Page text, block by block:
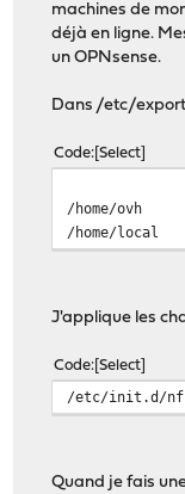
machines de
déjà en ligne.
un OPNsense.
Dans /etc/
Code Select
/home/ovh
/home/local
J'applique les
Code Select
/etc/init.d/
Quand je fais